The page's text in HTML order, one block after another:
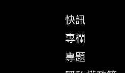
快訊
專欄
專題